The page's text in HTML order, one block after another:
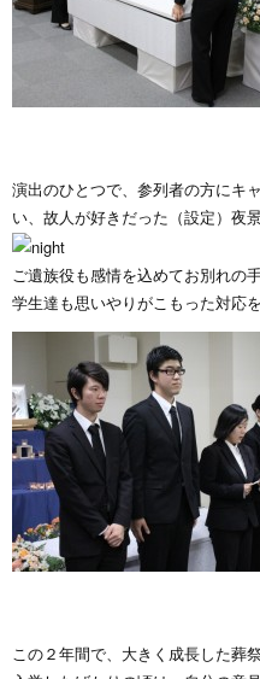
演出のひとつで、参列者の方にキ
い、故人が好きだった（設定）夜
ご遺族役も感情を込めてお別れの
学生達も思いやりがこもった対応
この２年間で、大きく成長した葬